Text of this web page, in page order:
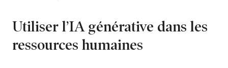
Utiliser l’IA générative dans les
ressources humaines